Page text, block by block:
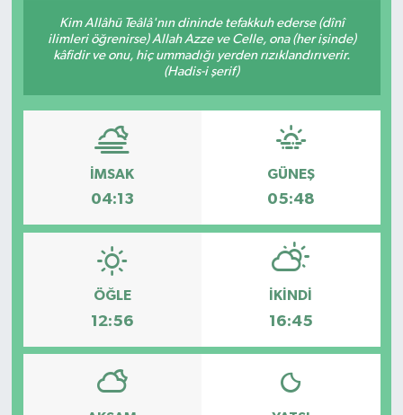
Kim Allâhü Teâlâ'nın dininde tefakkuh ederse (dînî
ilimleri öğrenirse) Allah Azze ve Celle, ona (her işinde)
kâfidir ve onu, hiç ummadığı yerden rızıklandırıverir.
(Hadis-i şerif)
İMSAK
04:13
GÜNEŞ
05:48
ÖĞLE
12:56
İKINDI
16:45
KÜLTÜR-SANAT
Politika
Siyaset
Türkiye